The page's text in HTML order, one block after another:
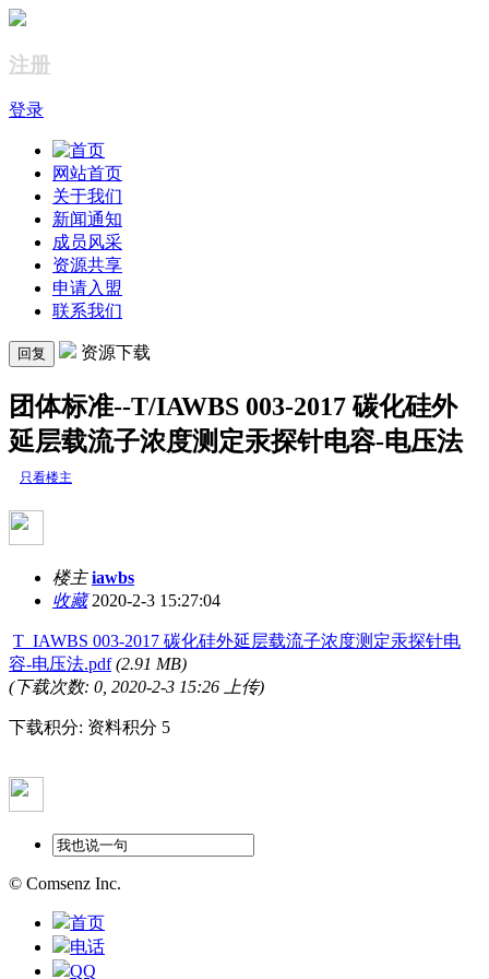
注册
登录
网站首页
关于我们
新闻通知
成员风采
资源共享
申请入盟
联系我们
回复 资源下载
团体标准--T/IAWBS 003-2017 碳化硅外
延层载流子浓度测定汞探针电容-电压法
只看楼主
楼主 iawbs
收藏2020-2-3 15:27:04
T_IAWBS 003-2017 碳化硅外延层载流子浓度测定汞探针电
容-电压法.pdf (2.91 MB)
(下载次数: 0, 2020-2-3 15:26 上传)
下载积分: 资料积分 5
© Comsenz Inc.
首页
电话
QQ